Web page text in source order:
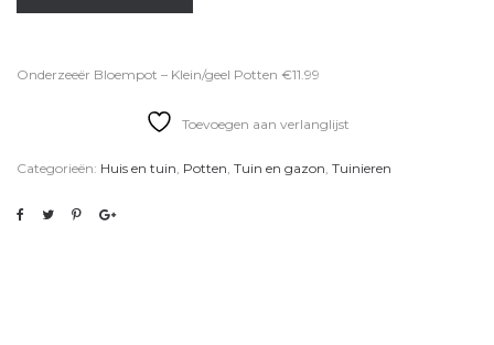
Onderzeeër Bloempot – Klein/geel Potten €11.99
Toevoegen aan verlanglijst
Categorieën: Huis en tuin, Potten, Tuin en gazon, Tuinieren